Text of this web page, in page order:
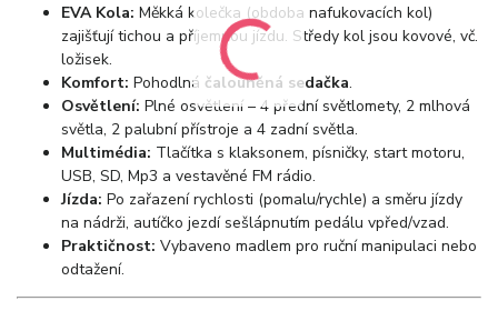
EVA Kola: Měkká kolečka (obdoba nafukovacích kol)
zajišťují tichou a příjemnou jízdu. Středy kol jsou kovové, vč.
ložisek.
Komfort: Pohodlná čalouněná sedačka.
Osvětlení: Plné osvětlení – 4 přední světlomety, 2 mlhová
světla, 2 palubní přístroje a 4 zadní světla.
Multimédia: Tlačítka s klaksonem, písničky, start motoru,
USB, SD, Mp3 a vestavěné FM rádio.
Jízda: Po zařazení rychlosti (pomalu/rychle) a směru jízdy
na nádrži, autíčko jezdí sešlápnutím pedálu vpřed/vzad.
Praktičnost: Vybaveno madlem pro ruční manipulaci nebo
odtažení.